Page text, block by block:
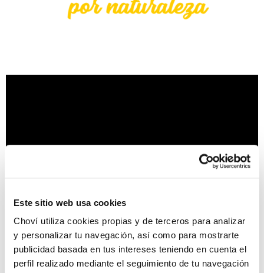
Este sitio web usa cookies
Choví utiliza cookies propias y de terceros para analizar
y personalizar tu navegación, así como para mostrarte
publicidad basada en tus intereses teniendo en cuenta el
perfil realizado mediante el seguimiento de tu navegación
Compártelo ahora